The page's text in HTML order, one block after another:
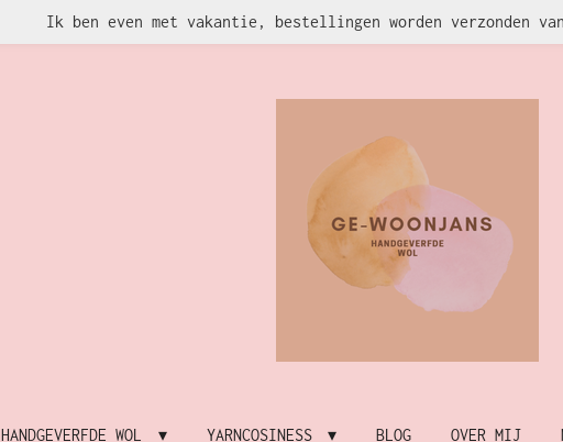
Ik ben even met vakantie, bestellingen worden verzonden
HANDGEVERFDE WOL YARNCOSINESS BLOG OVER MIJ